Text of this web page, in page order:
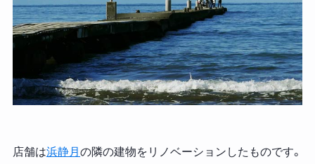
店舗は浜静月 の隣の建物をリノベーションしたものです。